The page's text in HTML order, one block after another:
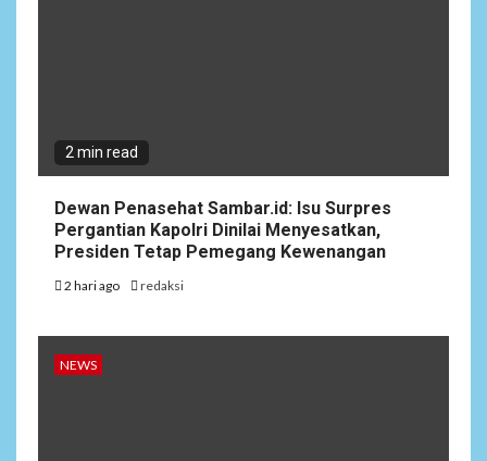
2 min read
Dewan Penasehat Sambar.id: Isu Surpres
Pergantian Kapolri Dinilai Menyesatkan,
Presiden Tetap Pemegang Kewenangan
2 hari ago redaksi
NEWS